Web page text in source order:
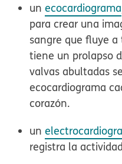
unecocardiograma
para crear una
sangre que fluye
tiene un prolapso
valvas abultadas
ecocardiograma
corazón.
un
registra la